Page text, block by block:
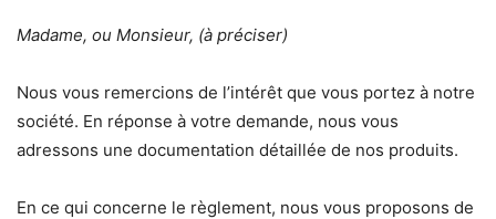
Madame, ou Monsieur, (à préciser)
Nous vous remercions de l’intérêt que vous portez à notre
société. En réponse à votre demande, nous vous
adressons une documentation détaillée de nos produits.
En ce qui concerne le règlement, nous vous proposons de